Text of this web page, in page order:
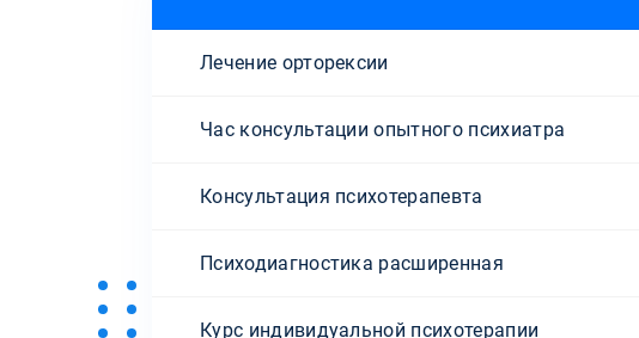
Лечение орторексии
Час консультации опытного психиатра
Консультация психотерапевта
Психодиагностика расширенная
Курс индивидуальной психотерапии